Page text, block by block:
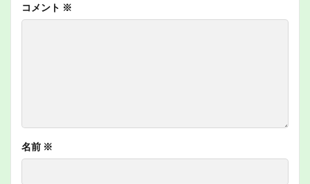
コメント ※
名前 ※